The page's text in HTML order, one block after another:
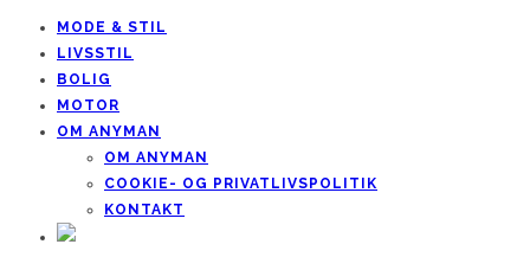
MODE & STIL
LIVSSTIL
BOLIG
MOTOR
OM ANYMAN
OM ANYMAN
COOKIE- OG PRIVATLIVSPOLITIK
KONTAKT